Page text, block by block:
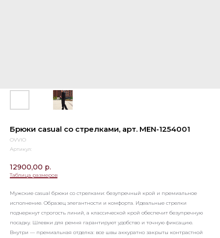
Брюки casual со стрелками, арт. MEN-1254001
OVVIO
Артикул:
12900,00 р.
Таблица размеров
Мужские casual брюки со стрелками: безупречный крой и премиальное
исполнение. Образец элегантности и комфорта. Идеальные стрелки
подчеркнут строгость линий, а классической крой обеспечит безупречную
посадку. Шлевки для ремня гарантируют удобство и точную фиксацию.
Внутри — премиальная отделка: все швы аккуратно закрыты контрастной